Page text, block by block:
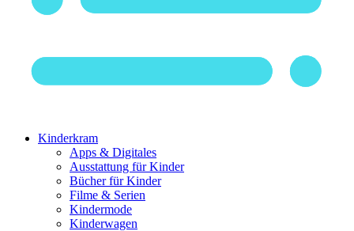
Kinderkram
Apps & Digitales
Ausstattung für Kinder
Bücher für Kinder
Filme & Serien
Kindermode
Kinderwagen